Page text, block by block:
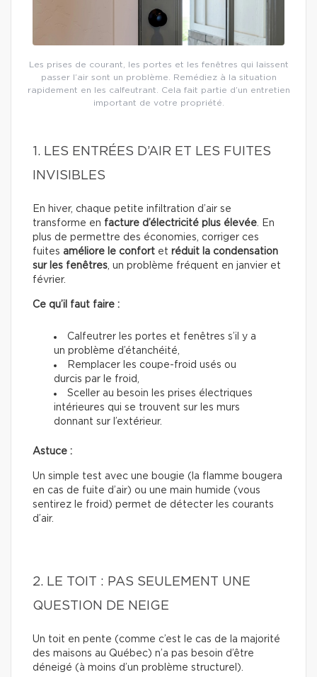
Les prises de courant, les portes et les fenêtres qui laissent
passer l’air sont un problème. Remédiez à la situation
rapidement en les calfeutrant. Cela fait partie d’un entretien
important de votre propriété.
1. LES ENTRÉES D’AIR ET LES FUITES
INVISIBLES
En hiver, chaque petite infiltration d’air se
transforme en facture d’électricité plus élevée. En
plus de permettre des économies, corriger ces
fuites améliore le confort et réduit la condensation
sur les fenêtres, un problème fréquent en janvier et
février.
Ce qu’il faut faire :
Calfeutrer les portes et fenêtres s’il y a
un problème d’étanchéité,
Remplacer les coupe-froid usés ou
durcis par le froid,
Sceller au besoin les prises électriques
intérieures qui se trouvent sur les murs
donnant sur l’extérieur.
Astuce :
Un simple test avec une bougie (la flamme bougera
en cas de fuite d’air) ou une main humide (vous
sentirez le froid) permet de détecter les courants
d’air.
2. LE TOIT : PAS SEULEMENT UNE
QUESTION DE NEIGE
Un toit en pente (comme c’est le cas de la majorité
des maisons au Québec) n’a pas besoin d’être
déneigé (à moins d’un problème structurel).